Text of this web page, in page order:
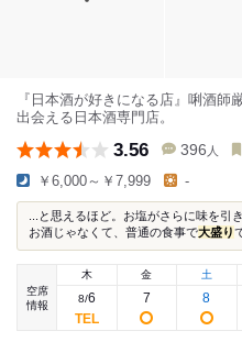
『日本酒が好きになる店』唎酒
出会える日本酒専門店。
3.56 396 人
￥6,000～￥7,999 -
...と思えるほど。お塩がさらに味を引
お酒じゃなくて、普通の食事で大盛り
空席
情報
木
8/6
金
7
土
8